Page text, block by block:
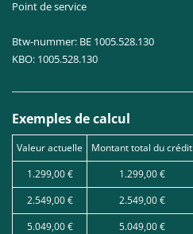
Point de service
Btw-nummer: BE 1005.528.130
KBO: 1005.528.130
Exemples de calcul
Valeur actuelle Montant total du crédit
1.299,00 €
1.299,00 €
2.549,00 €
2.549,00 €
5.049,00 €
5.049,00 €